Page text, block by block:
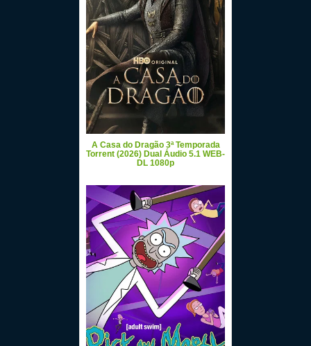
A Casa do Dragão 3ª Temporada
Torrent (2026) Dual Áudio 5.1 WEB-
DL 1080p